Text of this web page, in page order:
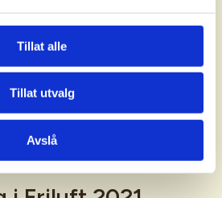
Tillat alle
Tillat utvalg
Avslå